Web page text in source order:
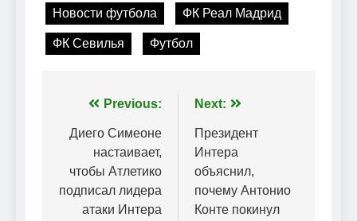
Новости футбола ФК Реал Мадрид
ФК Севилья Футбол
Навігація
записів
Previous:
Диего Симеоне
настаивает,
чтобы Атлетико
подписал лидера
атаки Интера
Next:
Президент
Интера
объяснил,
почему Антонио
Конте покинул